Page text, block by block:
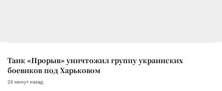
Танк «Прорыв» уничтожил группу украинских
боевиков под Харьковом
26 минут назад